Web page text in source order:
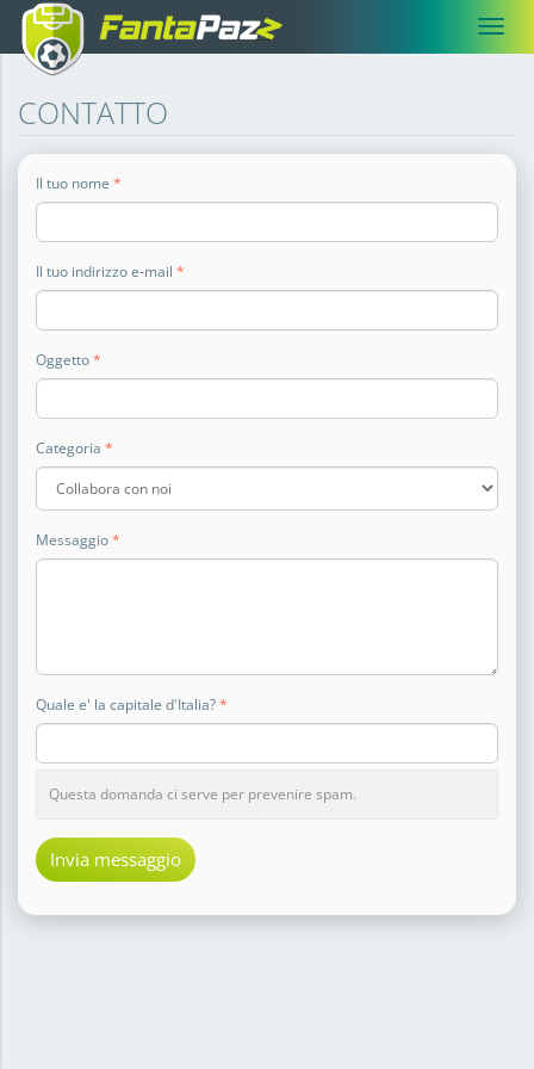
Salta
contenuto
CONTATTO
Il tuo nome *
Il tuo indirizzo e-mail *
Oggetto*
Categoria *
Messaggio*
Quale e' la capitale d'Italia?*
Questa domanda ci serve per prevenire spam.
Invia messaggio